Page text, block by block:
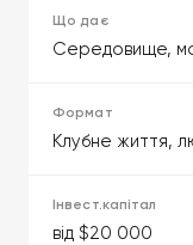
Середовище,
Клубне життя,
від $20 000